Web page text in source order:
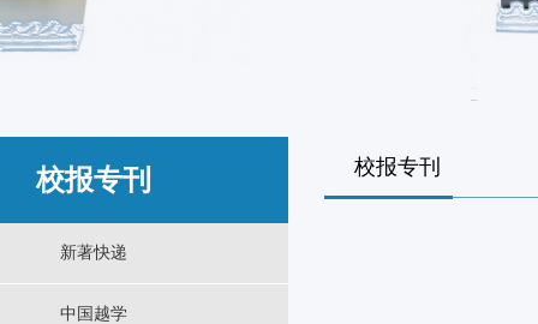
校报专刊
新著快递
中国越学
校报专刊